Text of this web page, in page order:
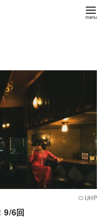
UHP
6回